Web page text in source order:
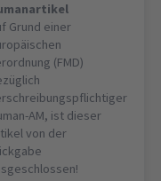
Grund einer
(FMD)
AM, ist dieser
von der